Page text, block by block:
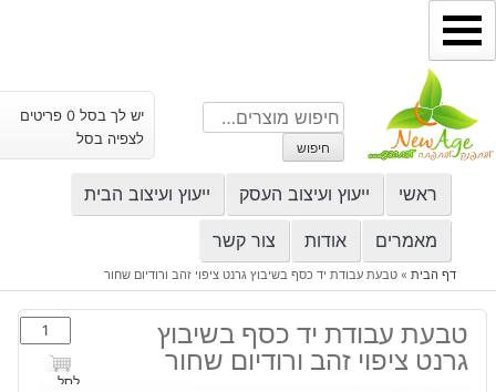
דילוג
לתוכן
חיפוש
עבור:
חיפוש
יש לך בסל 0 פריטים
לצפיה בסל
ראשי ייעוץ ועיצוב העסק ייעוץ ועיצוב הבית
מאמרים אודות צור קשר
דף הבית» טבעת עבודת יד כסף בשיבוץ גרנט ציפוי זהב ורודיום שחור
טבעת עבודת יד כסף בשיבוץ
גרנט ציפוי זהב ורודיום שחור
כמות
של
טבעת
לסל